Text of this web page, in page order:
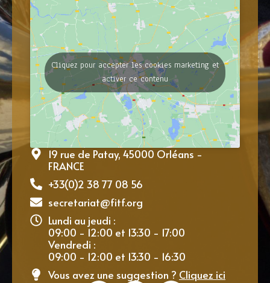
Cliquez pour accepter les cookies marketing et
activer ce contenu
19 rue de Patay, 45000 Orléans -
FRANCE
+33(0)2 38 77 08 56
secretariat@fitf.org
Lundi au jeudi :
09:00 - 12:00 et 13:30 - 17:00
Vendredi :
09:00 - 12:00 et 13:30 - 16:30
Vous avez une suggestion ? Cliquez ici